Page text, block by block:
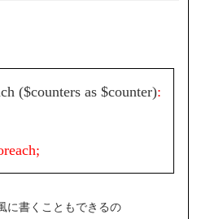
($counters as $counter):
に書くこともできるの